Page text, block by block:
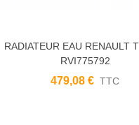
RADIATEUR EAU RENAULT
RVI775792
479,08 € TTC